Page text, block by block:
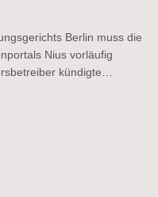
Berlin muss die
Nius vorläufig
kündigte…